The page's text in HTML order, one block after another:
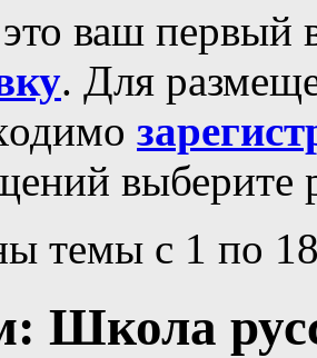
ваш первый
. Для
выберите
темы с 1 по
Школа